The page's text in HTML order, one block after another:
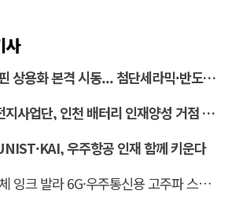
사
산업부, 그래핀 상용화 본격 시동... 첨단세라믹·반도체 방열소재 시장 확대 기대
인하대 이차전지사업단, 인천 배터리 인재양성 거점 역할 강화
우주항공 인재 함께 키운다
UNIST, 반도체 잉크 발라 6G·우주통신용 고주파 스위치 만든다